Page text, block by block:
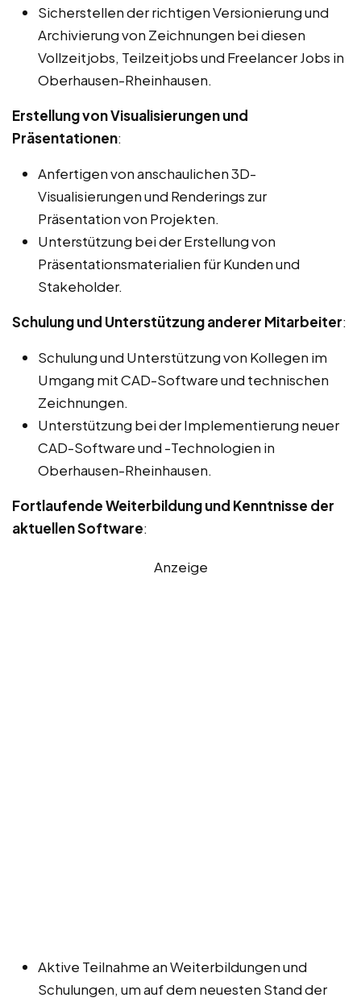
Sicherstellen der richtigen Versionierung und
Archivierung von Zeichnungen bei diesen
Vollzeitjobs, Teilzeitjobs und Freelancer Jobs in
Oberhausen-Rheinhausen.
Erstellung von Visualisierungen und
Präsentationen:
Anfertigen von anschaulichen 3D-
Visualisierungen und Renderings zur
Präsentation von Projekten.
Unterstützung bei der Erstellung von
Präsentationsmaterialien für Kunden und
Stakeholder.
Schulung und Unterstützung anderer Mitarbeiter:
Schulung und Unterstützung von Kollegen im
Umgang mit CAD-Software und technischen
Zeichnungen.
Unterstützung bei der Implementierung neuer
CAD-Software und -Technologien in
Oberhausen-Rheinhausen.
Fortlaufende Weiterbildung und Kenntnisse der
aktuellen Software:
Anzeige
Aktive Teilnahme an Weiterbildungen und
Schulungen, um auf dem neuesten Stand der